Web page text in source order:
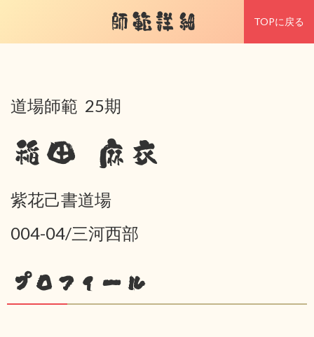
師範詳細 TOPに戻る
道場師範 25期
稲田 麻衣
紫花己書道場
004-04/三河西部
プロフィール